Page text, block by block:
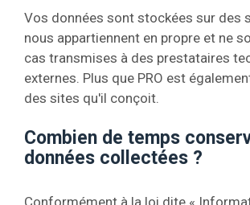
Vos données sont stockées sur des
nous appartiennent en propre et ne
cas transmises à des prestataires
externes. Plus que PRO est
des sites qu'il conçoit.
Combien de temps
données collectées ?
Conformément à la loi dite «